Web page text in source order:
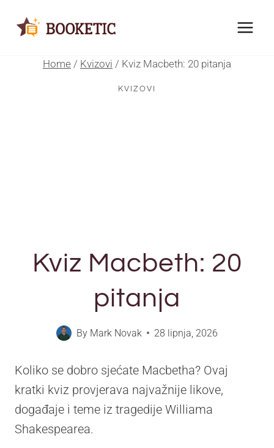
Home / Kvizovi / Kviz Macbeth: 20 pitanja
KVIZOVI
Kviz Macbeth: 20
pitanja
By Mark Novak 28 lipnja, 2026
Koliko se dobro sjećate Macbetha? Ovaj
kratki kviz provjerava najvažnije likove,
događaje i teme iz tragedije Williama
Shakespearea.